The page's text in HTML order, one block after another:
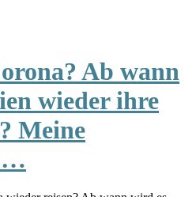
Ab wann
wieder ihre
Meine
…